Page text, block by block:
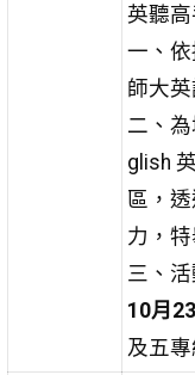
英聽高
一、
師大
二、
glish
區，
力，
三、
10月
及五